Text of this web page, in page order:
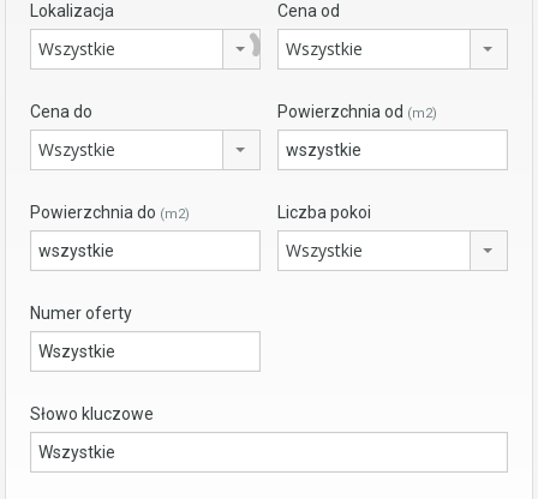
Lokalizacja
Wszystkie
Cena od
Wszystkie
Cena do
Wszystkie
Powierzchnia od (m2)
Powierzchnia do (m2) Liczba pokoi
Wszystkie
Numer oferty
Słowo kluczowe